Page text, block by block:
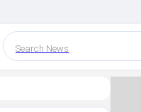
Search News